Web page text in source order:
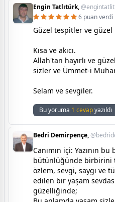
Engin Tatlıtürk,
6 puan verdi
Güzel tespitler ve güzel
Kısa ve akıcı.
Allah'tan hayırlı ve
sizler ve Ümmet-i
Selam ve sevgiler.
Bu yoruma 1 cevapyazıldı
Bedri Demirpençe,
Canımın içi: Yazının bu
bütünlüğünde birbirini
özlem, sevgi, saygı ve
edilen bir yaşam
güzelliğinde;